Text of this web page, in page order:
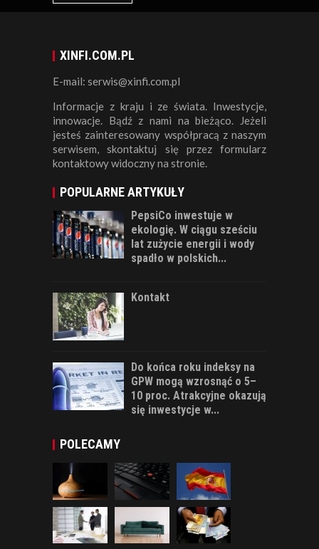
XINFI.COM.PL
E-mail: serwis@xinfi.com.pl
Informacje z kraju i ze świata. Inwestycje,
innowacje. Bądź z nami na bieżąco. Jeżeli
jesteś zainteresowany współpracą z naszym
serwisem, skontaktuj się przez formularz
kontaktowy widoczny na stronie.
POPULARNE ARTYKUŁY
PepsiCo inwestuje w
ekologię. W ciągu sześciu
lat zużycie energii i wody
spadło w polskich...
Kontakt
Do końca roku indeksy na
GPW mogą wzrosnąć o 5–
10 proc. Atrakcyjne okazują
się inwestycje w...
POLECAMY